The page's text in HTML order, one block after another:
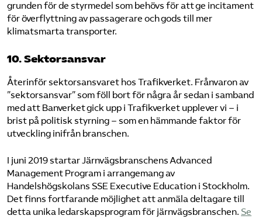
grunden för de styrmedel som behövs för att ge incitament
för överflyttning av passagerare och gods till mer
klimatsmarta transporter.
10. Sektorsansvar
Återinför sektorsansvaret hos Trafikverket. Frånvaron av
”sektorsansvar” som föll bort för några år sedan i samband
med att Banverket gick upp i Trafikverket upplever vi – i
brist på politisk styrning – som en hämmande faktor för
utveckling inifrån branschen.
I juni 2019 startar Järnvägsbranschens Advanced
Management Program i arrangemang av
Handelshögskolans SSE Executive Education i Stockholm.
Det finns fortfarande möjlighet att anmäla deltagare till
detta unika ledarskapsprogram för järnvägsbranschen. Se